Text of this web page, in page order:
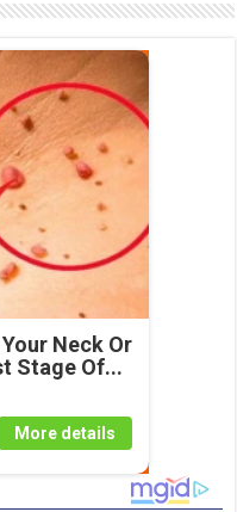
Neck Or
Stage Of...
More details